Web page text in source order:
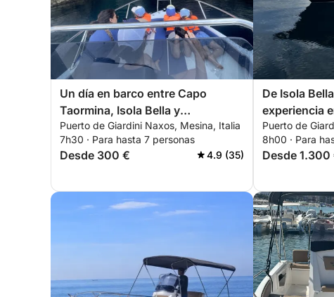
Un día en barco entre Capo
Taormina, Isola Bella y
Sant'Alessio.
Puerto de Giardini Naxos, Mesina, Italia
7h30 · Para hasta 7 personas
Desde 300 € 4.9 (35)
De Isola
experiencia
completo.
Puerto de
8h00 · Para
Desde 1.300